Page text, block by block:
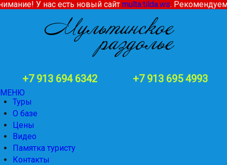
У нас есть новый сайтmulta.tilda.ws. Рекомендуем
+7 913 694 6342 +7 913 695 4993
МЕНЮ
Туры
О базе
Цены
Видео
Памятка туристу
Контакты